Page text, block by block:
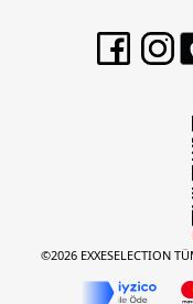
©2026 EXXESELECTION